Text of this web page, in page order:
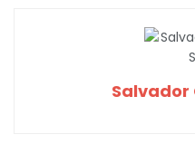
Salvador